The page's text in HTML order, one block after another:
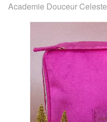
Academie Douceur Celeste